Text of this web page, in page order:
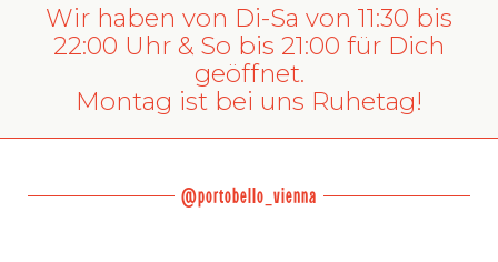
Wir haben von Di-Sa von 11:30 bis
22:00 Uhr & So bis 21:00 für Dich
geöffnet.
Montag ist bei uns Ruhetag!
@portobello_vienna